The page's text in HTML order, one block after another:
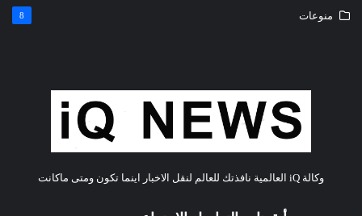
منوعات 8
وكالة iQ العالمية نافذتك للعالم لنقل الاخبار اينما تكون ومتى ماكانت